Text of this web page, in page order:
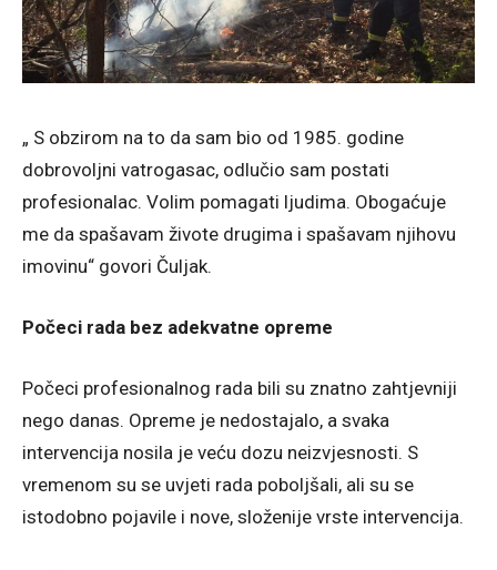
„ S obzirom na to da sam bio od 1985. godine
dobrovoljni vatrogasac, odlučio sam postati
profesionalac. Volim pomagati ljudima. Obogaćuje
me da spašavam živote drugima i spašavam njihovu
imovinu“ govori Čuljak.
Počeci rada bez adekvatne opreme
Počeci profesionalnog rada bili su znatno zahtjevniji
nego danas. Opreme je nedostajalo, a svaka
intervencija nosila je veću dozu neizvjesnosti. S
vremenom su se uvjeti rada poboljšali, ali su se
istodobno pojavile i nove, složenije vrste intervencija.